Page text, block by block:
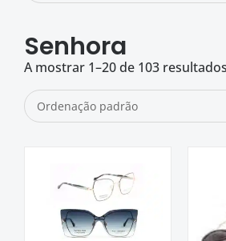
Senhora
A mostrar 1–20 de 103 resultados